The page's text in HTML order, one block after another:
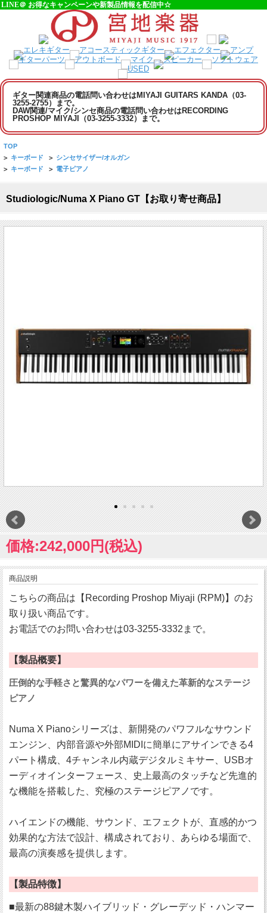
LINE＠ お得なキャンペーンや新製品情報を配信中☆
ギター関連商品の電話問い合わせはMIYAJI GUITARS KANDA（03-
3255-2755）まで。
DAW関連/マイク/シンセ商品の電話問い合わせはRECORDING
PROSHOP MIYAJI（03-3255-3332）まで。
TOP
> キーボード > シンセサイザー/オルガン
> キーボード > 電子ピアノ
Studiologic/Numa X Piano GT【お取り寄せ商品】
価格:242,000円(税込)
商品説明
こちらの商品は【Recording Proshop Miyaji (RPM)】のお
取り扱い商品です。
お電話でのお問い合わせは03-3255-3332まで。
【製品概要】
圧倒的な手軽さと驚異的なパワーを備えた革新的なステージ
ピアノ
Numa X Pianoシリーズは、新開発のパワフルなサウンド
エンジン、内部音源や外部MIDIに簡単にアサインできる4
パート構成、4チャンネル内蔵デジタルミキサー、USBオ
ーディオインターフェース、史上最高のタッチなど先進的
な機能を搭載した、究極のステージピアノです。
ハイエンドの機能、サウンド、エフェクトが、直感的かつ
効果的な方法で設計、構成されており、あらゆる場面で、
最高の演奏感を提供します。
【製品特徴】
■最新の88鍵木製ハイブリッド・グレーデッド・ハンマー